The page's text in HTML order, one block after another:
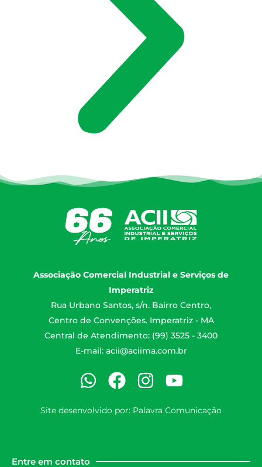
Associação Comercial Industrial e Serviços de
Imperatriz
Rua Urbano Santos, s/n. Bairro Centro,
Centro de Convenções. Imperatriz - MA
Central de Atendimento: (99) 3525 - 3400
E-mail: acii@aciima.com.br
Site desenvolvido por: Palavra Comunicação
Entre em contato